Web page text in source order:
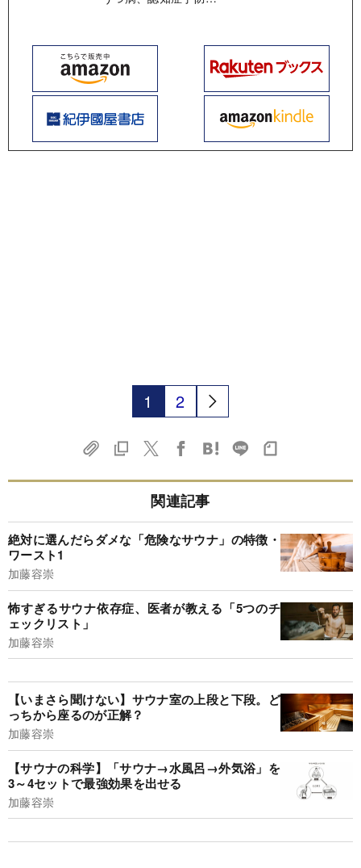
1 2
関連記事
絶対に選んだらダメな「危険なサウナ」の特徴・
ワースト1
加藤容崇
怖すぎるサウナ依存症、医者が教える「5つのチ
ェックリスト」
加藤容崇
【いまさら聞けない】サウナ室の上段と下段。ど
っちから座るのが正解？
加藤容崇
【サウナの科学】「サウナ→水風呂→外気浴」を
3～4セットで最強効果を出せる
加藤容崇